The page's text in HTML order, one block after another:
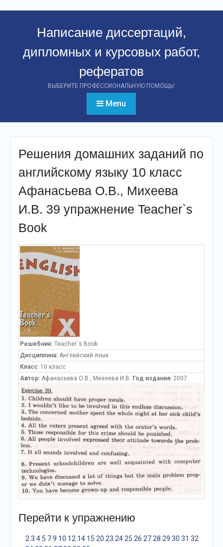
Написание диссертаций,
дипломных и курсовых работ,
рефератов
ВЫБЕРИТЕ ПРОФЕССИОНАЛЬНУЮ ПОМОЩЬ!
Menu
Решения домашних заданий по
английскому языку 10 класс
Афанасьева О.В., Михеева
И.В. 39 упражнение Teacher`s
Book
Решебник:Teacher`s Book
Дисциплина:Английский язык
Класс:10 класс
Автор:Афанасьева О.В., Михеева И.В. Год издания:2007
Перейти к упражнению
2 3 4 5 7 9 10 12 14 15 20 23 24 25 26 27 28 29 30 31 32